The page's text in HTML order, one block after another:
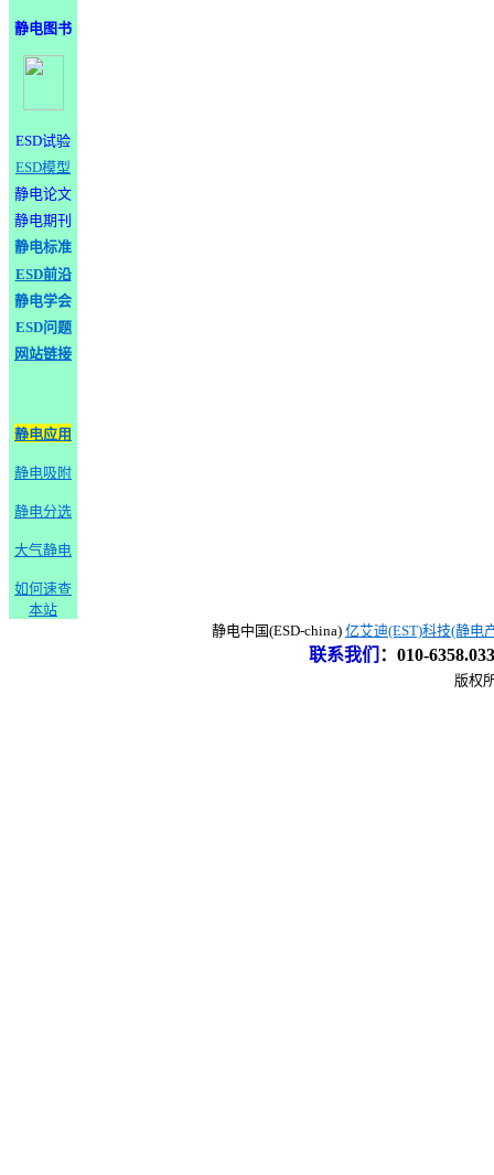
静电图书
ESD试验
ESD模型
静电论文
静电期刊
静电标准
ESD前沿
静电学会
ESD问题
网站链接
静电应用
静电吸附
静电分选
大气静电
如何速查
本站
静电中国(ESD-china) 亿艾迪(EST)科技(静电
联系我们 ： 010-
版权